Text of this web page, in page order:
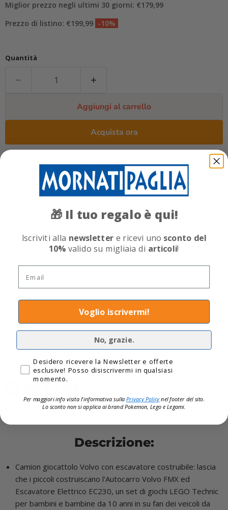
Miglior prezzo negli ultimi 30 giorni: €179,99
Prezzo di listino: €199,99 -10%
Quantità
Aggiungi al carrello
Acquista ora
Questo articolo è disponibile per il ritiro in
negozio
La spedizione in negozio è sempre gratuita!Scopri il
Consegna espressa disponibile 1-4 giorni
Spedizione gratuita per tutti gli ordini superiori a
Informazioni fornitore
Dk-7190 Billund, Danimanca
Sito web: https://www.lego.com/it-it/service
Condividi questo:
Descrizione:
Camion giocattolo Volvo con escavatore costruibile: lascia
che i piccoli costruiscano l'Autocarro Volvo FMX ed
Escavatore Elettrico EC230, un set di giochi LEGO Technic
per bambini e bambine da 10 anni in su fan dei veicoli da
🎁 Il tuo regalo è qui!
Iscriviti alla newslettere ricevi uno sconto del
10% valido su migliaia di articoli!
Voglio iscrivermi!
No, grazie.
Privacy
Desidero ricevere la Newsletter e offerte
esclusive! Posso disiscrivermi in qualsiasi
momento.
Per maggiori info visita l'informativa sullaPrivacy Policynel footer del sito.
Lo sconto non si applica ai brandPokemon, Lego e Legami.